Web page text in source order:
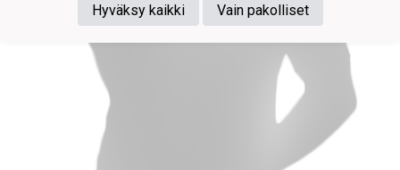
Hyväksy kaikki
Vain pakolliset